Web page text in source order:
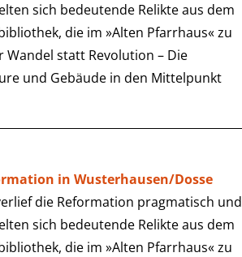
sich bedeutende Relikte aus dem
die im »Alten Pfarrhaus« zu
Wandel statt Revolution – Die
und Gebäude in den Mittelpunkt
in Wusterhausen/Dosse
die Reformation pragmatisch und
sich bedeutende Relikte aus dem
die im »Alten Pfarrhaus« zu